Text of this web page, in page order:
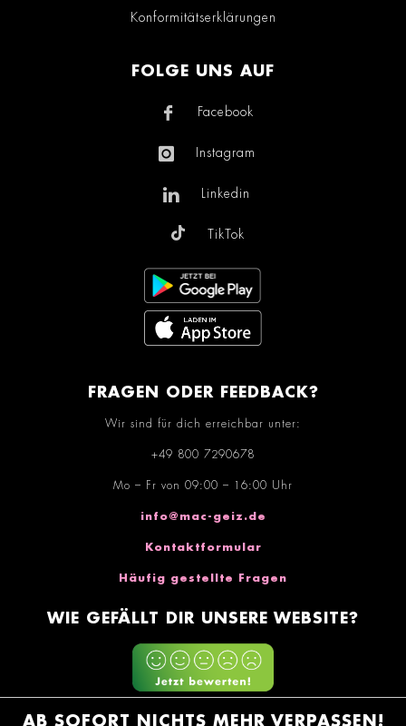
Konformitätserklärungen
FOLGE UNS AUF
Facebook
Instagram
Linkedin
TikTok
FRAGEN ODER FEEDBACK?
Wir sind für dich erreichbar unter:
+49 800 7290678
Mo – Fr von 09:00 – 16:00 Uhr
info@mac-geiz.de
Kontaktformular
Häufig gestellte Fragen
WIE GEFÄLLT DIR UNSERE WEBSITE?
AB SOFORT NICHTS MEHR VERPASSEN!